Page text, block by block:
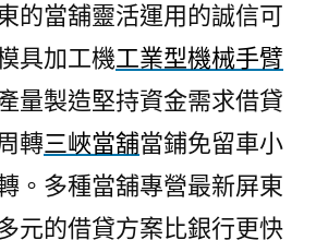
的當舖靈活運用的誠信可
具加工機工業型機械手臂
量製造堅持資金需求借貸
轉三峽當舖當鋪免留車小
。多種當舖專營最新屏東
元的借貸方案比銀行更快